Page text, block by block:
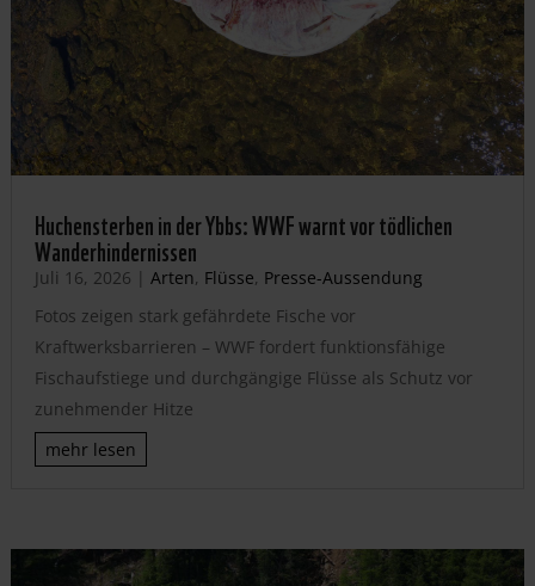
Huchensterben in der Ybbs: WWF warnt vor tödlichen
Wanderhindernissen
Juli 16, 2026 | Arten, Flüsse, Presse-Aussendung
Fotos zeigen stark gefährdete Fische vor
Kraftwerksbarrieren – WWF fordert funktionsfähige
Fischaufstiege und durchgängige Flüsse als Schutz vor
zunehmender Hitze
mehr lesen